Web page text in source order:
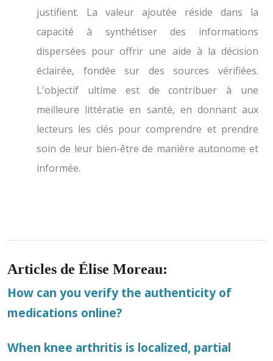
justifient. La valeur ajoutée réside dans la
capacité à synthétiser des informations
dispersées pour offrir une aide à la décision
éclairée, fondée sur des sources vérifiées.
L'objectif ultime est de contribuer à une
meilleure littératie en santé, en donnant aux
lecteurs les clés pour comprendre et prendre
soin de leur bien-être de manière autonome et
informée.
Articles de Élise Moreau:
How can you verify the authenticity of
medications online?
When knee arthritis is localized, partial